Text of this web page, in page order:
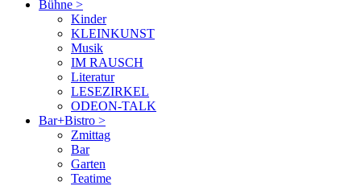
Bühne >
Kinder
KLEINKUNST
Musik
IM RAUSCH
Literatur
LESEZIRKEL
ODEON-TALK
Bar+Bistro >
Zmittag
Bar
Garten
Teatime